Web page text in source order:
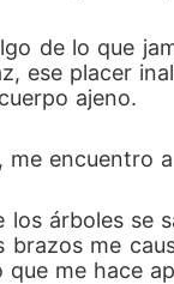
de lo que
ese placer
ajeno.
me encuentro
los árboles se
brazos me
que me hace